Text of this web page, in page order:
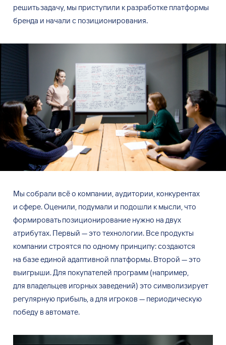
решить задачу, мы приступили к разработке платформы
бренда и начали с позиционирования.
Мы собрали всё о компании, аудитории, конкурентах
и сфере. Оценили, подумали и подошли к мысли, что
формировать позиционирование нужно на двух
атрибутах. Первый — это технологии. Все продукты
компании строятся по одному принципу: создаются
на базе единой адаптивной платформы. Второй — это
выигрыши. Для покупателей программ (например,
для владельцев игорных заведений) это символизирует
регулярную прибыль, а для игроков — периодическую
победу в автомате.